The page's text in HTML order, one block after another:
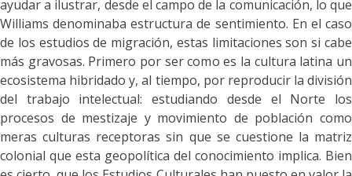
ayudar a ilustrar, desde el campo de la comunicación, lo que
Williams denominaba estructura de sentimiento. En el caso
de los estudios de migración, estas limitaciones son si cabe
más gravosas. Primero por ser como es la cultura latina un
ecosistema hibridado y, al tiempo, por reproducir la división
del trabajo intelectual: estudiando desde el Norte los
procesos de mestizaje y movimiento de población como
meras culturas receptoras sin que se cuestione la matriz
colonial que esta geopolítica del conocimiento implica. Bien